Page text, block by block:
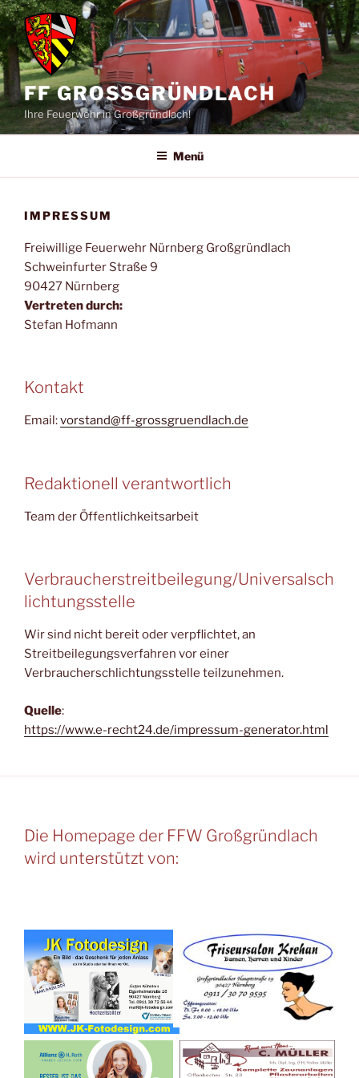
Zum
Inhalt
springen
FF GROSSGRÜNDLACH
Ihre Feuerwehr in Großgründlach!
Menü
IMPRESSUM
Freiwillige Feuerwehr Nürnberg Großgründlach
Schweinfurter Straße 9
90427 Nürnberg
Vertreten durch:
Stefan Hofmann
Kontakt
Email:vorstand@ff-grossgruendlach.de
Redaktionell verantwortlich
Team der Öffentlichkeitsarbeit
Verbraucherstreitbeilegung/Universalsch
lichtungsstelle
Wir sind nicht bereit oder verpflichtet, an
Streitbeilegungsverfahren vor einer
Verbraucherschlichtungsstelle teilzunehmen.
Quelle:
https://www.e-recht24.de/impressum-generator.html
Die Homepage der FFW Großgründlach
wird unterstützt von: